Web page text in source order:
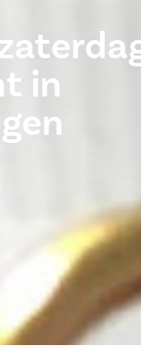
in